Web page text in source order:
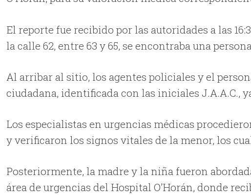
El reporte fue recibido por las autoridades a las
la calle 62, entre 63 y 65, se encontraba una
Al arribar al sitio, los agentes policiales y el
ciudadana, identificada con las iniciales J.A.A.C.,
Los especialistas en urgencias médicas
y verificaron los signos vitales de la menor, los
Posteriormente, la madre y la niña fueron
área de urgencias del Hospital O’Horán, donde